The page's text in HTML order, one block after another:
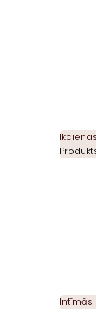
Intīmās